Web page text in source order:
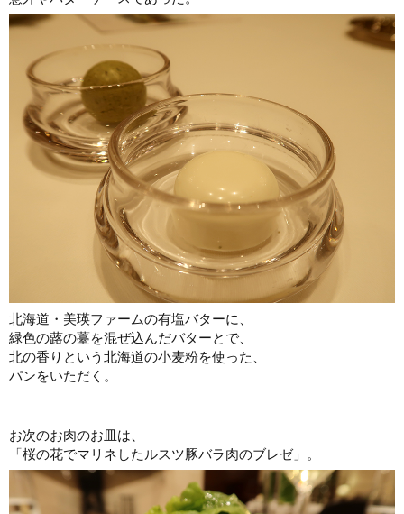
北海道・美瑛ファームの有塩バターに、
緑色の蕗の薹を混ぜ込んだバターとで、
北の香りという北海道の小麦粉を使った、
パンをいただく。
お次のお肉のお皿は、
「桜の花でマリネしたルスツ豚バラ肉のブレゼ」。